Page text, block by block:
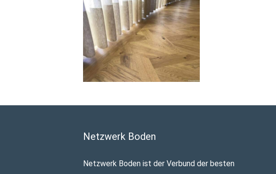
Netzwerk Boden
Netzwerk Boden ist der Verbund der besten